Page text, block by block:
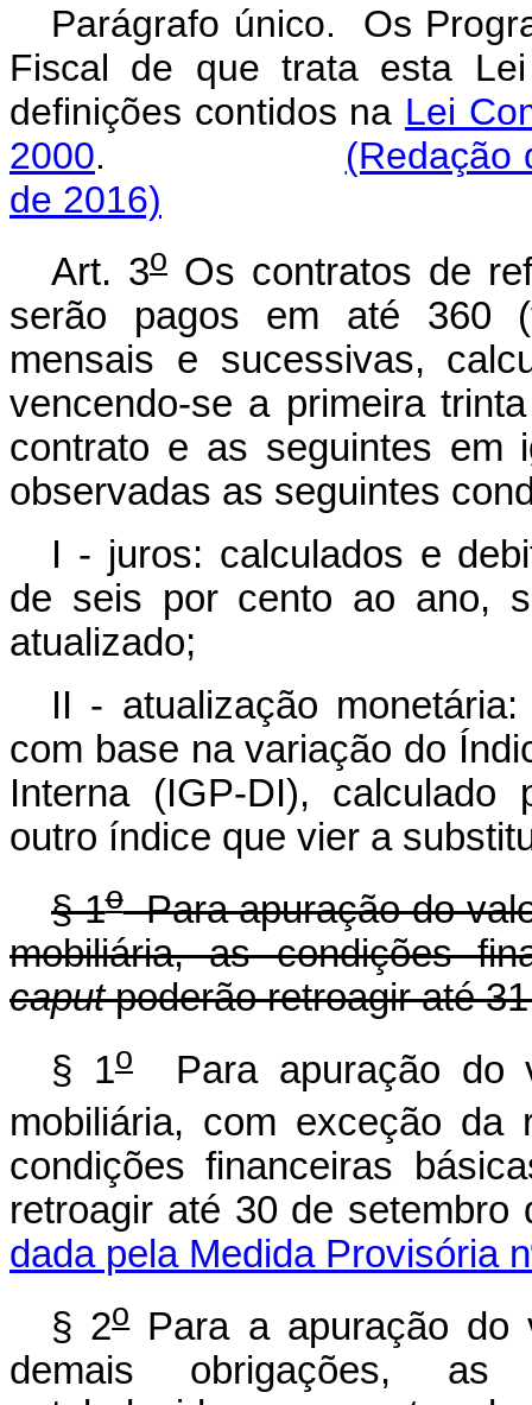
Parágrafo único. Os
Fiscal de que trata esta
definições contidos na Lei
2000. (Redação
de 2016)
Art. 3o Os contratos de
serão pagos em até 360
mensais e sucessivas,
vencendo-se a primeira
contrato e as seguintes em
observadas as seguintes
I - juros: calculados e
de seis por cento ao ano,
atualizado;
II - atualização
com base na variação do
Interna (IGP-DI), calculado
outro índice que vier a
§ 1oPara apuração do
mobiliária, as condições
caputpoderão retroagir até
§ 1oPara apuração do
mobiliária, com exceção
condições financeiras
retroagir até 30 de
dada pela Medida Provisória
§ 2oPara a apuração do
demais obrigações, as